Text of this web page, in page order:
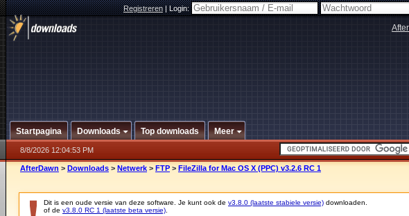
Registreren|Login:
Startpagina Downloads Top downloads Meer
8/8/2026 12:04:53 PM
AfterDawn > Downloads > Netwerk > FTP > FileZilla for Mac OS X (PPC) v3.2.6 RC 1
Dit is een oude versie van deze software. Je kunt ook de v3.8.0 (laatste stabiele versie) downloaden.
of de v3.8.0 RC 1 (laatste beta versie)